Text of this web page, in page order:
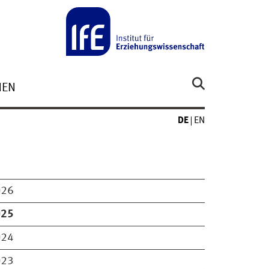
DE EN